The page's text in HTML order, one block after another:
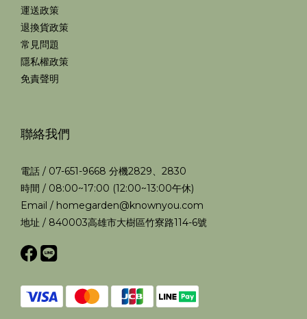
運送政策
退換貨政策
常見問題
隱私權政策
免責聲明
聯絡我們
電話 / 07-651-9668 分機2829、2830
時間 / 08:00~17:00 (12:00~13:00午休)
Email / homegarden@knownyou.com
地址 / 840003高雄市大樹區竹寮路114-6號